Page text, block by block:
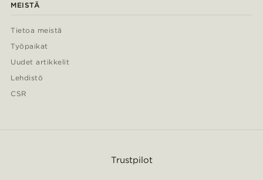
MEISTÄ
Tietoa meistä
Työpaikat
Uudet artikkelit
Lehdistö
CSR
Trustpilot